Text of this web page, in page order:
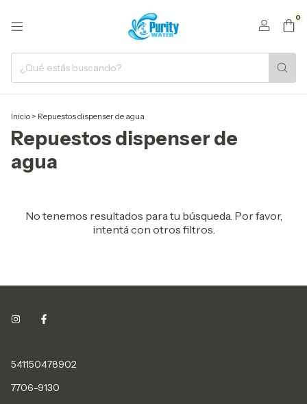
0
Inicio > Repuestos dispenser de agua
Repuestos dispenser de
agua
No tenemos resultados para tu búsqueda. Por favor,
intentá con otros filtros.
541150478902
7706-9130